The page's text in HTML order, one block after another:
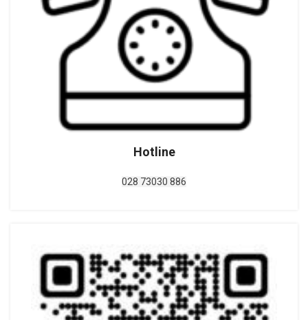
Hotline
028 73030 886